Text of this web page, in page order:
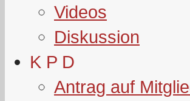
Videos
Diskussion
K P D
Antrag auf